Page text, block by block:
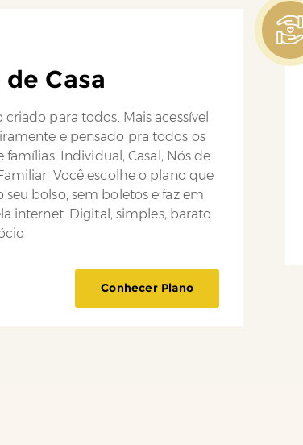
de Casa
criado para todos. Mais acessível
e pensado pra todos os
famílias: Individual, Casal, Nós de
Você escolhe o plano que
seu bolso, sem boletos e faz em
internet. Digital, simples, barato.
Conhecer Plano